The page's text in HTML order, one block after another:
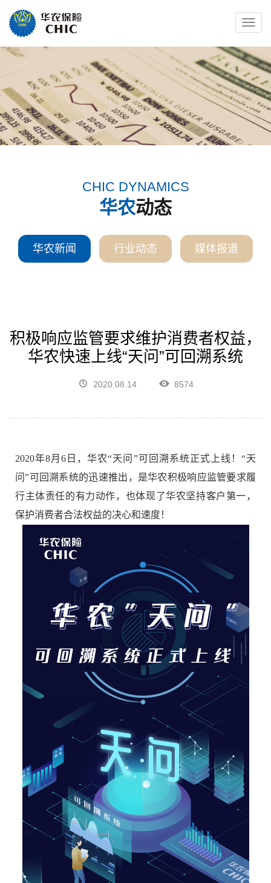
Toggle
CHIC DYNAMICS
华农动态
华农新闻 行业动态 媒体报道
积极响应监管要求维护消费者权益，
华农快速上线“天问”可回溯系统
2020.08.14 8574
2020年8月6日，华农“天问 ”可回溯系统正式上线！ “天
问”可回溯系统的迅速推出，是华农积极响应监管要求履
行主体责任的有力动作，也体现了华农坚持客户第一，
保护消费者合法权益的决心和速度！